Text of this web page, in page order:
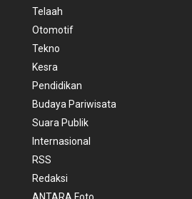
Telaah
Otomotif
Tekno
Kesra
Pendidikan
Budaya Pariwisata
Suara Publik
Internasional
RSS
Redaksi